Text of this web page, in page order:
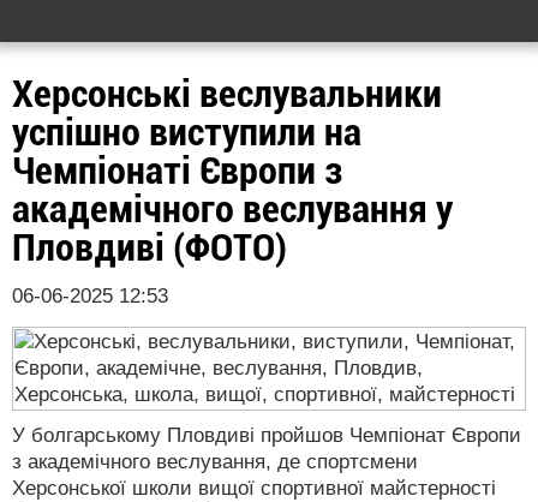
Херсонські веслувальники
успішно виступили на
Чемпіонаті Європи з
академічного веслування у
Пловдиві (ФОТО)
06-06-2025 12:53
У болгарському Пловдиві пройшов Чемпіонат Європи
з академічного веслування, де спортсмени
Херсонської школи вищої спортивної майстерності